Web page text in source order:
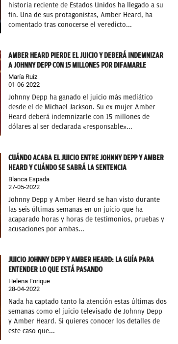
historia reciente de Estados Unidos ha llegado a su
fin. Una de sus protagonistas, Amber Heard, ha
comentado tras conocerse el veredicto...
AMBER HEARD PIERDE EL JUICIO Y DEBERÁ INDEMNIZAR
A JOHNNY DEPP CON 15 MILLONES POR DIFAMARLE
María Ruiz
01-06-2022
Johnny Depp ha ganado el juicio más mediático
desde el de Michael Jackson. Su ex mujer Amber
Heard deberá indemnizarle con 15 millones de
dólares al ser declarada «responsable»...
CUÁNDO ACABA EL JUICIO ENTRE JOHNNY DEPP Y AMBER
HEARD Y CUÁNDO SE SABRÁ LA SENTENCIA
Blanca Espada
27-05-2022
Johnny Depp y Amber Heard se han visto durante
las seis últimas semanas en un juicio que ha
acaparado horas y horas de testimonios, pruebas y
acusaciones por ambas...
JUICIO JOHNNY DEPP Y AMBER HEARD: LA GUÍA PARA
ENTENDER LO QUE ESTÁ PASANDO
Helena Enrique
28-04-2022
Nada ha captado tanto la atención estas últimas dos
semanas como el juicio televisado de Johnny Depp
y Amber Heard. Si quieres conocer los detalles de
este caso que...